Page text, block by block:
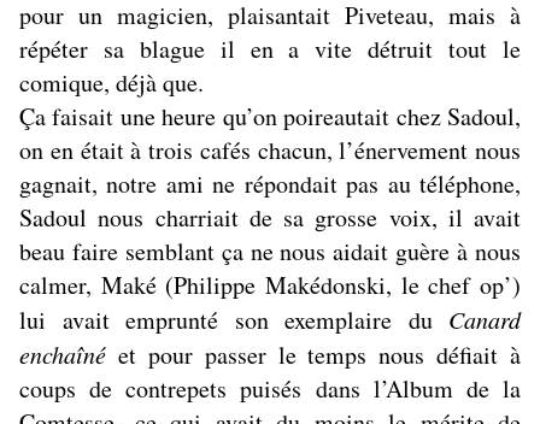
pour un magicien, plaisantait Piveteau, mais à
répéter sa blague il en a vite détruit tout le
comique, déjà que.
Ça faisait une heure qu’on poireautait chez Sadoul,
on en était à trois cafés chacun, l’énervement nous
gagnait, notre ami ne répondait pas au téléphone,
Sadoul nous charriait de sa grosse voix, il avait
beau faire semblant ça ne nous aidait guère à nous
calmer, Maké (Philippe Makédonski, le chef op’)
lui avait emprunté son exemplaire du Canard
enchaîné et pour passer le temps nous défiait à
coups de contrepets puisés dans l’Album de la